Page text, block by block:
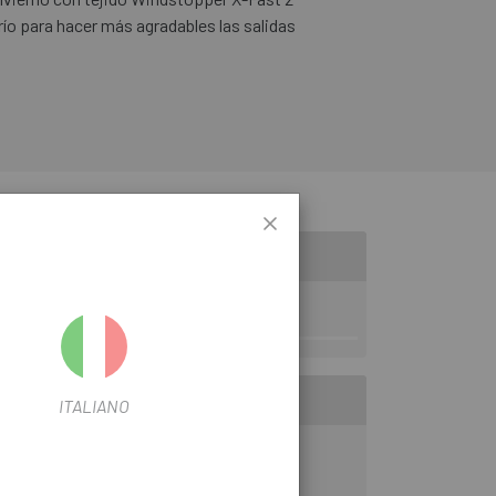
para hacer más agradables las salidas
ITALIANO